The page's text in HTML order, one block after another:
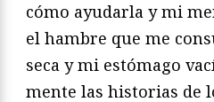
cómo ayudarla y mi
el hambre que me
seca y mi estómago
mente las historias de